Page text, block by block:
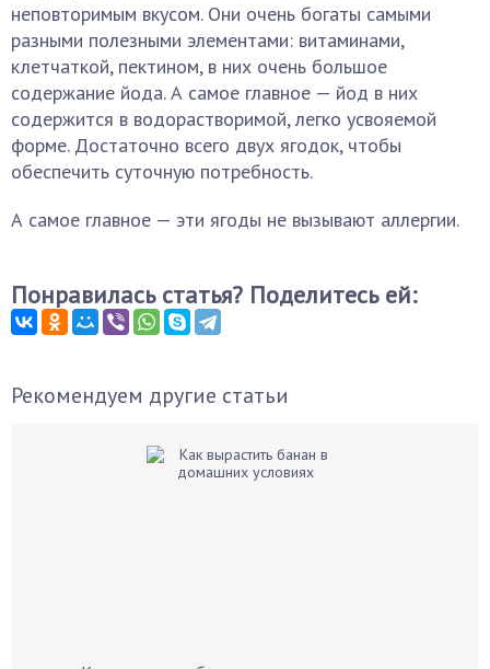
неповторимым вкусом. Они очень богаты самыми
разными полезными элементами: витаминами,
клетчаткой, пектином, в них очень большое
содержание йода. А самое главное — йод в них
содержится в водорастворимой, легко усвояемой
форме. Достаточно всего двух ягодок, чтобы
обеспечить суточную потребность.
А самое главное — эти ягоды не вызывают аллергии.
Понравилась статья? Поделитесь ей:
Рекомендуем другие статьи